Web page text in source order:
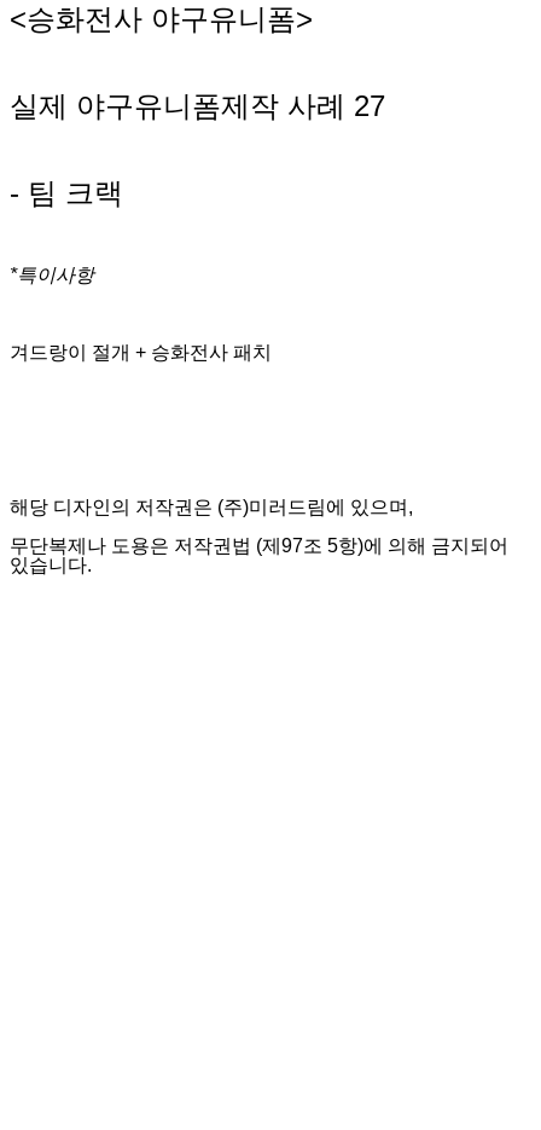
<승화전사 야구유니폼>
실제 야구유니폼제작 사례 27
- 팀 크랙
*특이사항
겨드랑이 절개 + 승화전사 패치
해당 디자인의 저작권은 (주)미러드림에 있으며,
무단복제나 도용은 저작권법 (제97조 5항)에 의해 금지되어
있습니다.